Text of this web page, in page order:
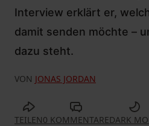
Interview erklärt er,
damit senden möchte –
dazu steht.
VON JONAS JORDAN
TEILEN0 KOMMENTAREDARK